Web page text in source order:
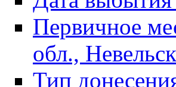
Первичное
обл.,
Тип